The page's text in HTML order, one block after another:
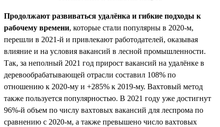
Продолжают развиваться удалёнка и гибкие подходы к
рабочему времени, которые стали популярны в 2020-м,
перешли в 2021-й и привлекают работодателей, оказывая
влияние и на условия вакансий в лесной промышленности.
Так, за неполный 2021 год прирост вакансий на удалёнке в
деревообрабатывающей отрасли составил 108% по
отношению к 2020-му и +285% к 2019-му. Вахтовый метод
также пользуется популярностью. В 2021 году уже достигнут
96%-й объем по числу вахтовых вакансий для леспрома по
сравнению с 2020-м, а также превышено число вахтовых